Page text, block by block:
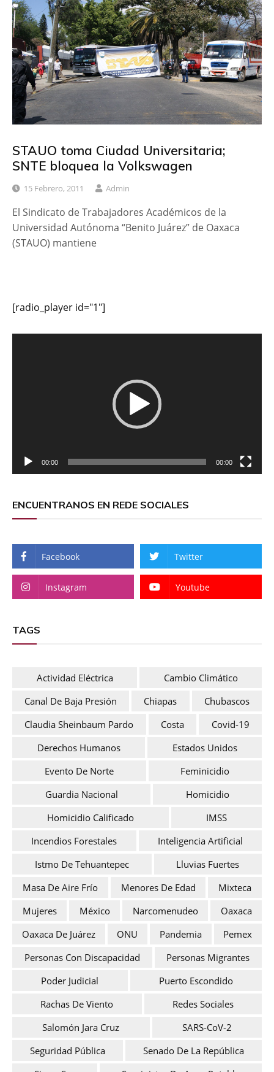
STAUO toma Ciudad Universitaria;
SNTE bloquea la Volkswagen
15 Febrero, 2011 Admin
El Sindicato de Trabajadores Académicos de la
Universidad Autónoma “Benito Juárez” de Oaxaca
(STAUO) mantiene
[radio_player id="1"]
00:00 00:00
ENCUENTRANOS EN REDE SOCIALES
Facebook Twitter
Instagram Youtube
TAGS
Actividad Eléctrica
Cambio Climático
Canal De Baja Presión
Chiapas
Chubascos
Claudia Sheinbaum Pardo
Costa
Covid-19
Derechos Humanos
Estados Unidos
Evento De Norte
Feminicidio
Guardia Nacional
Homicidio
Homicidio Calificado
IMSS
Incendios Forestales
Inteligencia Artificial
Istmo De Tehuantepec
Lluvias Fuertes
Masa De Aire Frío
Menores De Edad
Mixteca
Mujeres
México Narcomenudeo
Oaxaca
Oaxaca De Juárez
ONU Pandemia
Pemex
Personas Con Discapacidad
Personas Migrantes
Poder Judicial
Puerto Escondido
Rachas De Viento
Redes Sociales
Salomón Jara Cruz
SARS-CoV-2
Seguridad Pública
Senado De La República